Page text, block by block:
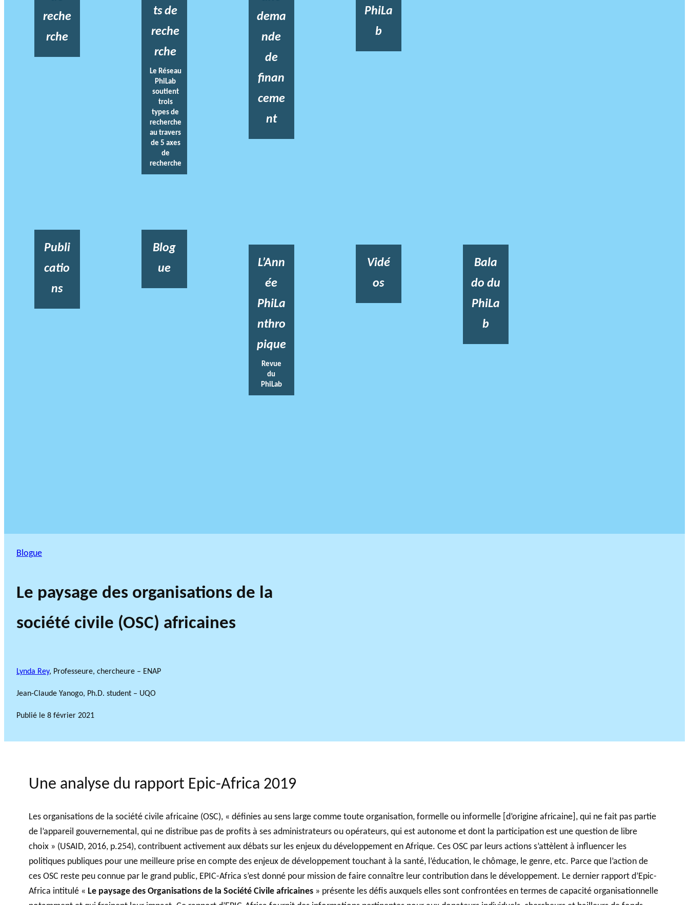
reche
rche
ts de
reche
rche
Le Réseau
PhiLab
soutient
trois
types de
recherche
au travers
de 5 axes
de
recherche
dema
nde
de
finan
ceme
nt
PhiLa
b
Publi
catio
ns
Blog
ue
L’Ann
ée
PhiLa
nthro
pique
Revue
du
PhiLab
Vidé
os
Bala
do du
PhiLa
b
Blogue
Le paysage des organisations de la
société civile (OSC) africaines
Lynda Rey, Professeure, chercheure – ENAP
Jean-Claude Yanogo, Ph.D. student – UQO
Publié le 8 février 2021
Une analyse du rapport Epic-Africa 2019
Les organisations de la société civile africaine (OSC), « définies au sens large comme toute organisation, formelle ou informelle [d’origine africaine], qui ne fait pas partie
de l’appareil gouvernemental, qui ne distribue pas de profits à ses administrateurs ou opérateurs, qui est autonome et dont la participation est une question de libre
choix » (USAID, 2016, p.254), contribuent activement aux débats sur les enjeux du développement en Afrique. Ces OSC par leurs actions s’attèlent à influencer les
politiques publiques pour une meilleure prise en compte des enjeux de développement touchant à la santé, l’éducation, le chômage, le genre, etc. Parce que l’action de
ces OSC reste peu connue par le grand public, EPIC-Africa s’est donné pour mission de faire connaître leur contribution dans le développement. Le dernier rapport d’Epic-
Africa intitulé « Le paysage des Organisations de la Société Civile africaines » présente les défis auxquels elles sont confrontées en termes de capacité organisationnelle